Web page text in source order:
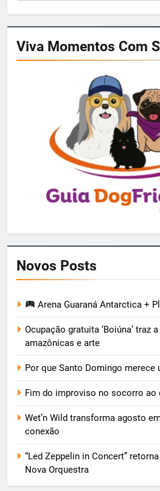
por:
Viva Momentos Com
Novos Posts
Arena Guaraná Antarctica +
Ocupação gratuita ‘Boiúna’ traz
amazônicas e arte
Por que Santo Domingo merece
Fim do improviso no socorro ao
Wet’n Wild transforma agosto
conexão
“Led Zeppelin in Concert”
Nova Orquestra